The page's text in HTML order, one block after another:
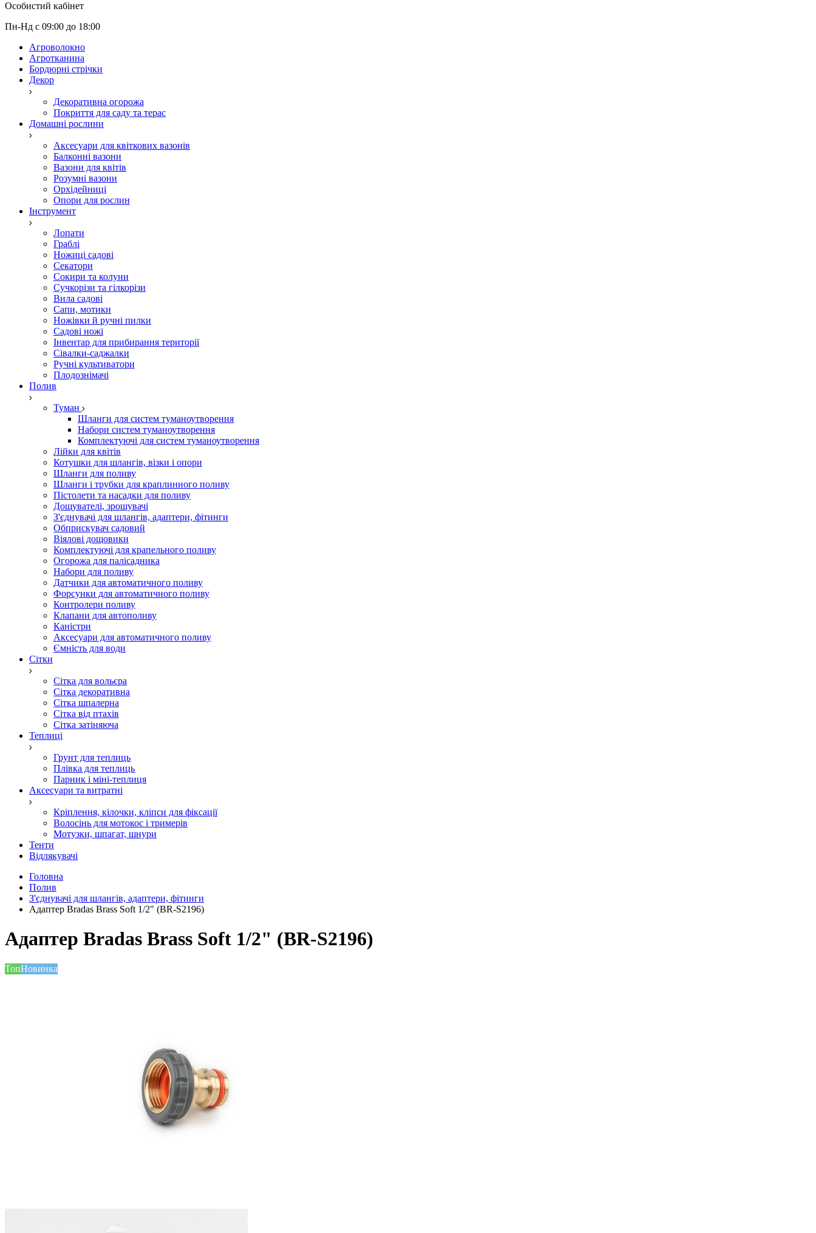
Особистий кабінет
Пн-Нд с 09:00 до 18:00
Агроволокно
Агротканина
Бордюрні стрічки
Декор
Декоративна огорожа
Покриття для саду та терас
Домашні рослини
Аксесуари для квіткових вазонів
Балконні вазони
Вазони для квітів
Розумні вазони
Орхідейниці
Опори для рослин
Інструмент
Лопати
Граблі
Ножиці садові
Секатори
Сокири та колуни
Сучкорізи та гілкорізи
Вила садові
Сапи, мотики
Ножівки й ручні пилки
Садові ножі
Інвентар для прибирання території
Сівалки-саджалки
Ручні культиватори
Плодознімачі
Полив
Туман
Шланги для систем туманоутворення
Набори систем туманоутворення
Комплектуючі для систем туманоутворення
Лійки для квітів
Котушки для шлангів, візки і опори
Шланги для поливу
Шланги і трубки для краплинного поливу
Пістолети та насадки для поливу
Дощувателі, зрошувачі
З'єднувачі для шлангів, адаптери, фітинги
Обприскувач садовий
Віялові дощовики
Комплектуючі для крапельного поливу
Огорожа для палісадника
Набори для поливу
Датчики для автоматичного поливу
Форсунки для автоматичного поливу
Контролери поливу
Клапани для автополиву
Каністри
Аксесуари для автоматичного поливу
Ємність для води
Сітки
Сітка для вольєра
Сітка декоративна
Сітка шпалерна
Сітка від птахів
Сітка затіняюча
Теплиці
Грунт для теплиць
Плівка для теплиць
Парник і міні-теплиця
Аксесуари та витратні
Кріплення, кілочки, кліпси для фіксації
Волосінь для мотокос і тримерів
Мотузки, шпагат, шнури
Тенти
Відлякувачі
Головна
Полив
З'єднувачі для шлангів, адаптери, фітинги
Адаптер Bradas Brass Soft 1/2" (BR-S2196)
Адаптер Bradas Brass Soft 1/2" (BR-S2196)
ТопНовинка